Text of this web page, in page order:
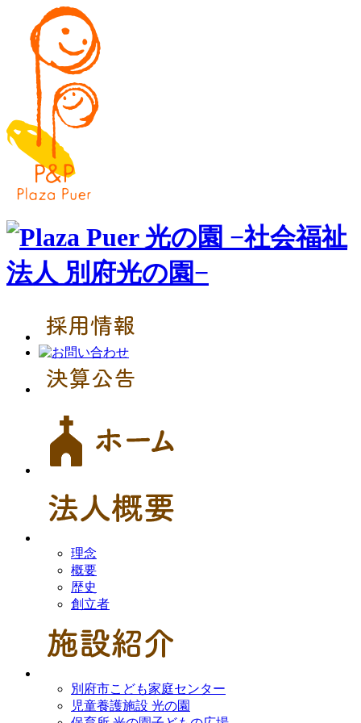
理念
概要
歴史
創立者
別府市こども家庭センター
児童養護施設 光の園